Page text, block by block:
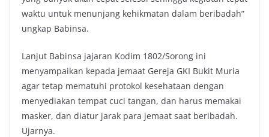
waktu untuk menunjang kehikmatan dalam beribadah”
ungkap Babinsa.
Lanjut Babinsa jajaran Kodim 1802/Sorong ini
menyampaikan kepada jemaat Gereja GKI Bukit Muria
agar tetap mematuhi protokol kesehataan dengan
menyediakan tempat cuci tangan, dan harus memakai
masker, dan diatur jarak para jemaat saat beribadah.
Ujarnya.